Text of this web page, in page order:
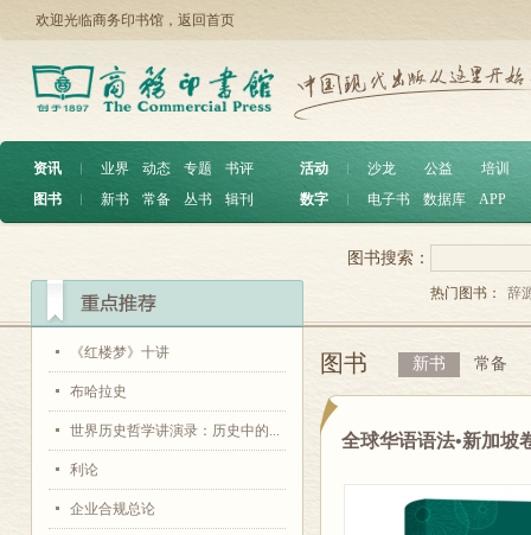
欢迎光临商务印书馆， 返回首页
资讯 ︱ 业界 动态 专题
书评
图书
︱ 新书 常备 丛书 辑刊
活动 沙龙 公益
培训
数字
电子书 数据库 APP
《红楼梦》十讲
布哈拉史
世界历史哲学讲演录：历史中的...
利论
企业合规总论
图书搜索：
热门图书： 辞
图书 新书 常备
全球华语语法•新加坡